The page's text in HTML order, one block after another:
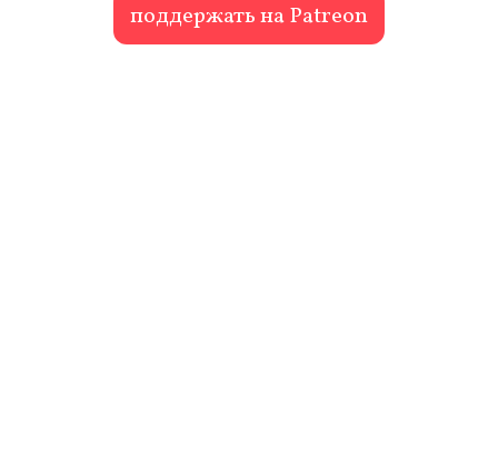
поддержать на Patreon